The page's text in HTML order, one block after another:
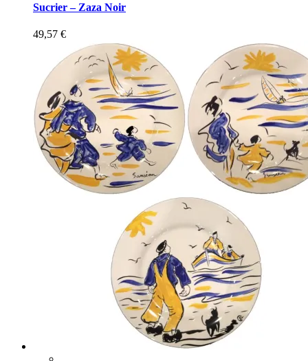
Sucrier – Zaza Noir
49,57 €